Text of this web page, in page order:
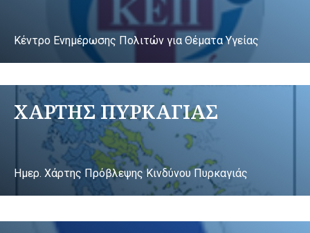
Κέντρο Ενημέρωσης Πολιτών για Θέματα Υγείας
ΧΑΡΤΗΣ ΠΥΡΚΑΓΙΑΣ
Ημερ. Χάρτης Πρόβλεψης Κινδύνου Πυρκαγιάς